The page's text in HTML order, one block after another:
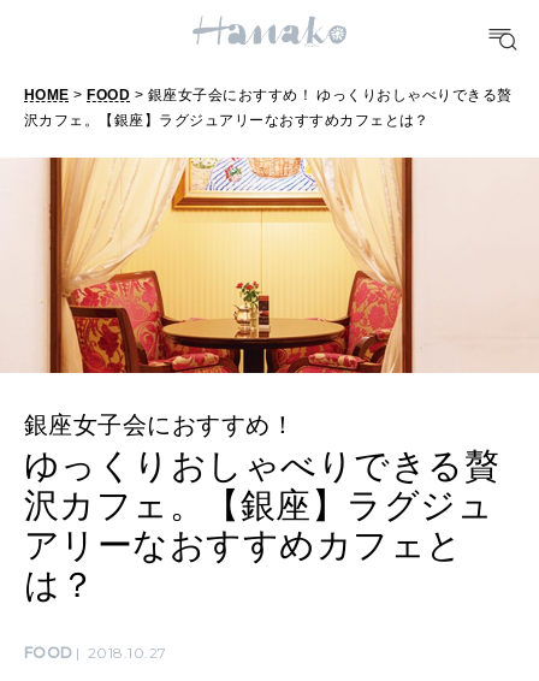
FORTUNE
明日のわたし
[12星座別] Weekly Holoscope
[12星座別] Monthly Love Holoscope
女神まり愛のタロットメッセージ
算命学がわかる今月のあなた
HEALTH
LEARN
知る、考える
MAMA
ママもいろいろ
HOME > FOOD > 銀座女子会におすすめ！ ゆっくりおしゃべりできる贅
沢カフェ。【銀座】ラグジュアリーなおすすめカフェとは？
銀座女子会におすすめ！
ゆっくりおしゃべりできる贅
沢カフェ。【銀座】ラグジュ
アリーなおすすめカフェと
は？
FOOD 2018.10.27